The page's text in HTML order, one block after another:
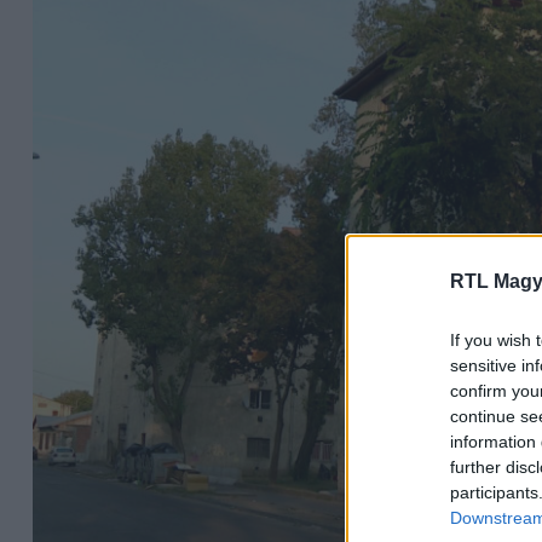
RTL
If you wish
sensitive
confirm
continue
information
further